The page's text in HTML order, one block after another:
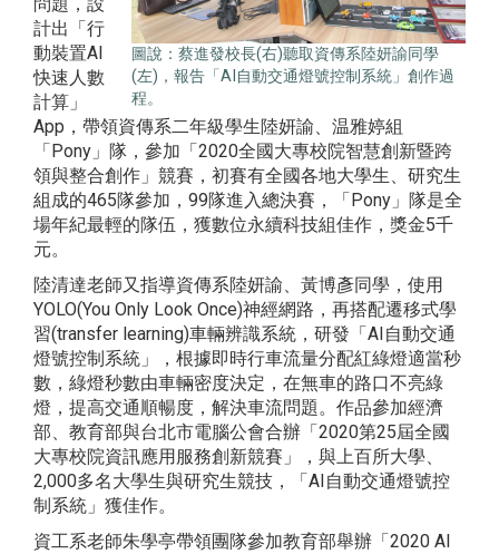
圖說：蔡進發校長(右)聽取資傳系陸妍諭同學
(左)，報告「AI自動交通燈號控制系統」創作過
程。
問題，設
計出「行
動裝置AI
快速人數
計算」
App，帶領資傳系二年級學生陸妍諭、温雅婷組
「Pony」隊，參加「2020全國大專校院智慧創新暨跨
領與整合創作」競賽，初賽有全國各地大學生、研究生
組成的465隊參加，99隊進入總決賽，「Pony」隊是全
場年紀最輕的隊伍，獲數位永續科技組佳作，獎金5千
元。
陸清達老師又指導資傳系陸妍諭、黃博彥同學，使用
YOLO(You Only Look Once)神經網路，再搭配遷移式學
習(transfer learning)車輛辨識系統，研發「AI自動交通
燈號控制系統」，根據即時行車流量分配紅綠燈適當秒
數，綠燈秒數由車輛密度決定，在無車的路口不亮綠
燈，提高交通順暢度，解決車流問題。作品參加經濟
部、教育部與台北市電腦公會合辦「2020第25屆全國
大專校院資訊應用服務創新競賽」，與上百所大學、
2,000多名大學生與研究生競技，「AI自動交通燈號控
制系統」獲佳作。
資工系老師朱學亭帶領團隊參加教育部舉辦「2020 AI